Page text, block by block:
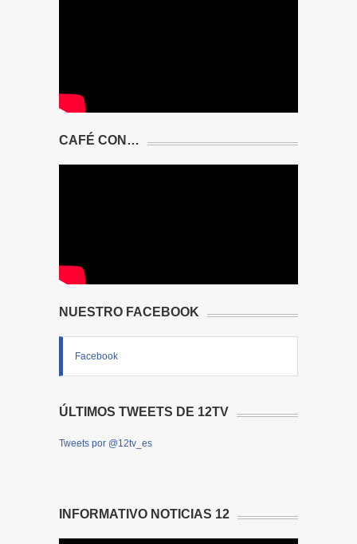
CAFÉ CON…
NUESTRO FACEBOOK
Facebook
ÚLTIMOS TWEETS DE 12TV
Tweets por @12tv_es
INFORMATIVO NOTICIAS 12